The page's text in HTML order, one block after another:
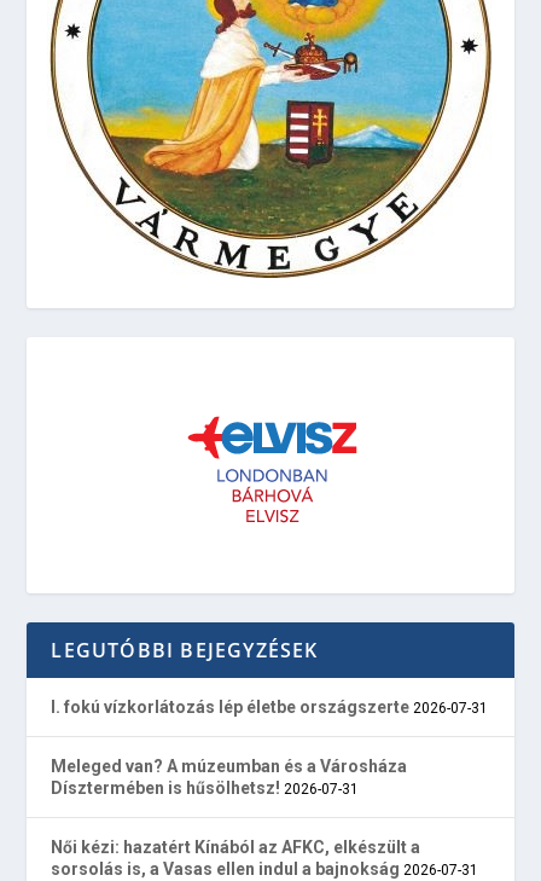
LEGUTÓBBI BEJEGYZÉSEK
I. fokú vízkorlátozás lép életbe országszerte 2026-07-31
Meleged van? A múzeumban és a Városháza
Dísztermében is hűsölhetsz! 2026-07-31
Női kézi: hazatért Kínából az AFKC, elkészült a
sorsolás is, a Vasas ellen indul a bajnokság 2026-07-31